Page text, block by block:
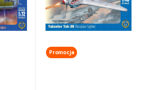
Promocja